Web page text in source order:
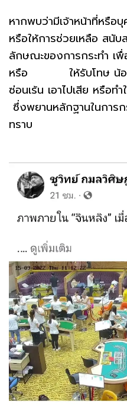
หากพบว่ามีเจ้าหน้าที่หรือ
หรือให้การช่วยเหลือ สนั
ลักษณะของการกระทำ เ
หรือ ให้รับโทษ น้อยล
ซ่อนเร้น เอาไปเสีย หรือ
ซึ่งพยานหลักฐานในการ
ทราบ